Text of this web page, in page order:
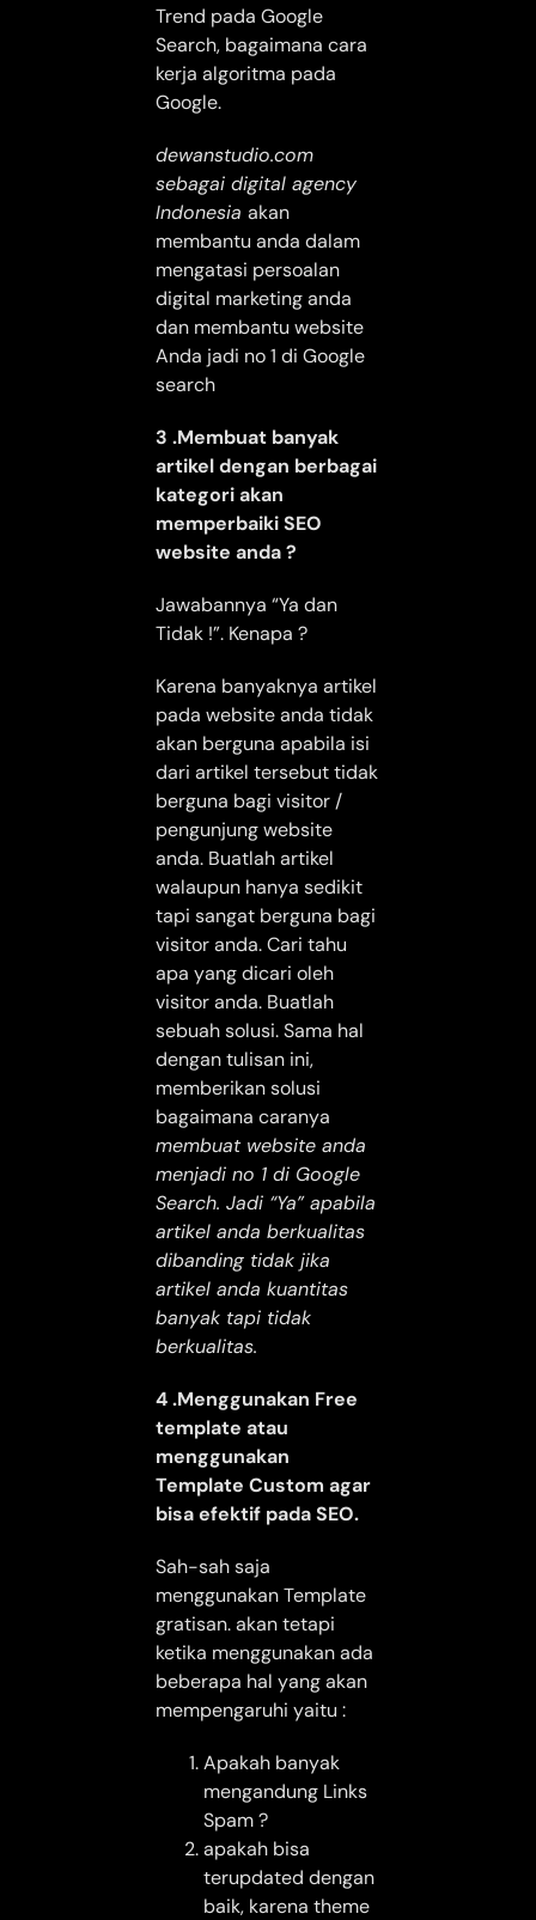
Trend pada Google
Search, bagaimana cara
kerja algoritma pada
Google.
dewanstudio.com
sebagai digital agency
Indonesia akan
membantu anda dalam
mengatasi persoalan
digital marketing anda
dan membantu website
Anda jadi no 1 di Google
search
3 .Membuat banyak
artikel dengan berbagai
kategori akan
memperbaiki SEO
website anda ?
Jawabannya “Ya dan
Tidak !”. Kenapa ?
Karena banyaknya artikel
pada website anda tidak
akan berguna apabila isi
dari artikel tersebut tidak
berguna bagi visitor /
pengunjung website
anda. Buatlah artikel
walaupun hanya sedikit
tapi sangat berguna bagi
visitor anda. Cari tahu
apa yang dicari oleh
visitor anda. Buatlah
sebuah solusi. Sama hal
dengan tulisan ini,
memberikan solusi
bagaimana caranya
membuat website anda
menjadi no 1 di Google
Search. Jadi “Ya” apabila
artikel anda berkualitas
dibanding tidak jika
artikel anda kuantitas
banyak tapi tidak
berkualitas.
4 .Menggunakan Free
template atau
menggunakan
Template Custom agar
bisa efektif pada SEO.
Sah-sah saja
menggunakan Template
gratisan. akan tetapi
ketika menggunakan ada
beberapa hal yang akan
mempengaruhi yaitu :
Apakah banyak
mengandung Links
Spam ?
apakah bisa
terupdated dengan
baik, karena theme